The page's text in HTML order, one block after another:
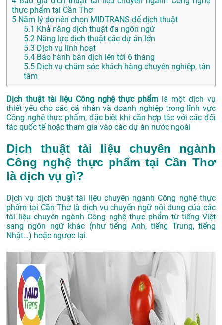
thực phẩm tại Cần Thơ
5 Năm lý do nên chọn MIDTRANS để dịch thuật
5.1 Khả năng dịch thuật đa ngôn ngữ
5.2 Năng lực dịch thuật các dự án lớn
5.3 Dịch vụ linh hoạt
5.4 Bảo hành bản dịch lên tới 6 tháng
5.5 Dịch vụ chăm sóc khách hàng chuyên nghiệp, tận
tâm
Dịch thuật tài liệu Công nghệ thực phẩm là một dịch vụ
thiết yếu cho các cá nhân và doanh nghiệp trong lĩnh vực
Công nghệ thực phẩm, đặc biệt khi cần hợp tác với các đối
tác quốc tế hoặc tham gia vào các dự án nước ngoài
Dịch thuật tài liệu chuyên ngành
Công nghệ thực phẩm tại Cần Thơ
là dịch vụ gì?
Dịch vụ dịch thuật tài liệu chuyên ngành Công nghệ thực
phẩm tại Cần Thơ là dịch vụ chuyển ngữ nội dung của các
tài liệu chuyên ngành Công nghệ thực phẩm từ tiếng Việt
sang ngôn ngữ khác (như tiếng Anh, tiếng Trung, tiếng
Nhật…) hoặc ngược lại.